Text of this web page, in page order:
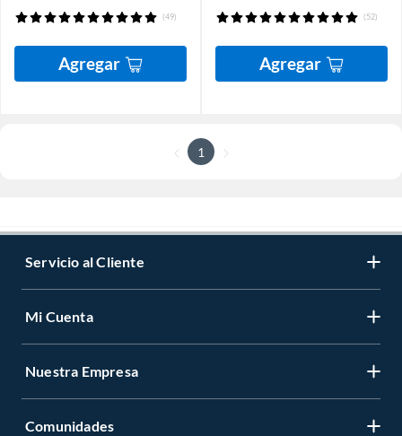
(49)
Agregar
(52)
Agregar
1
Servicio al Cliente
Mi Cuenta
Nuestra Empresa
Comunidades